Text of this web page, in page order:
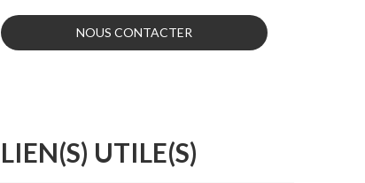
NOUS CONTACTER
LIEN(S) UTILE(S)